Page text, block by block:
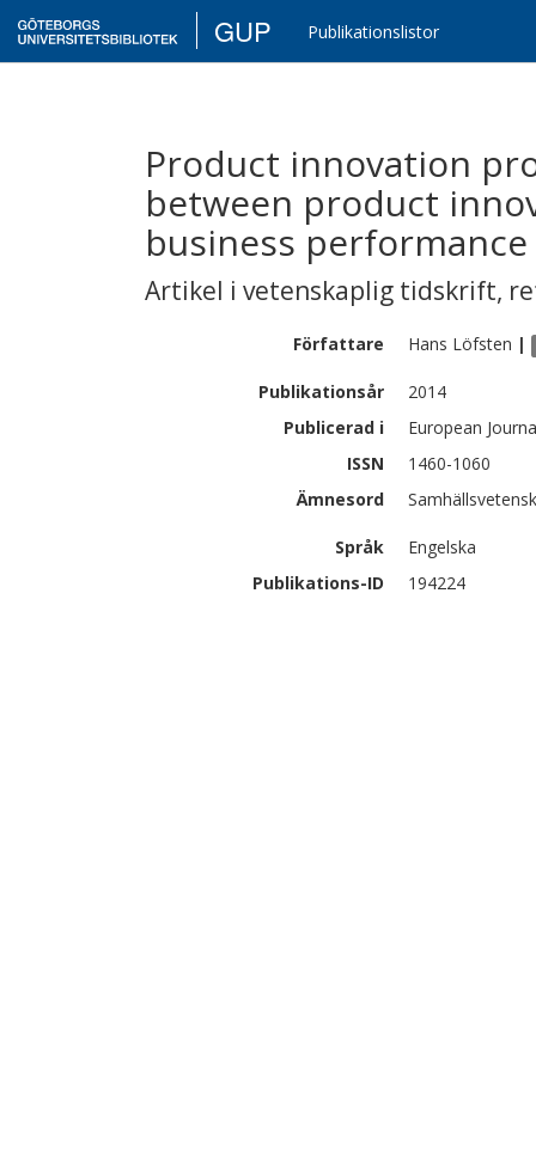
GUP Publikationslistor
Product innovation
between product
business performance
Artikel i vetenskaplig tidskrift,
Författare Hans Löfsten |
Publikationsår
2014
Publicerad i
European
ISSN
1460-1060
Ämnesord
Språk
Engelska
Publikations-ID
194224